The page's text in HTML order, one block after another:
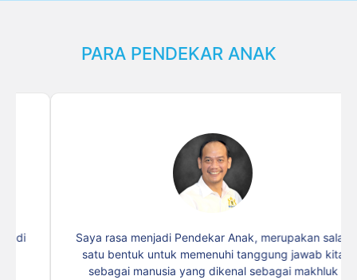
PARA PENDEKAR ANAK
Saya rasa menjadi Pendekar Anak, merupakan salah
satu bentuk untuk memenuhi tanggung jawab kita
sebagai manusia yang dikenal sebagai makhluk